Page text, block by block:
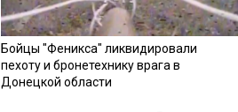
Бойцы "Феникса" ликвидировали
пехоту и бронетехнику врага в
Донецкой области